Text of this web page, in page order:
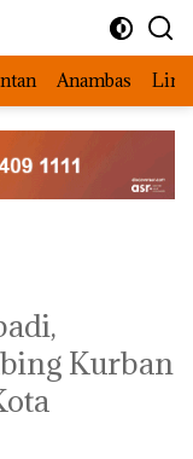
Anambas
Kurban